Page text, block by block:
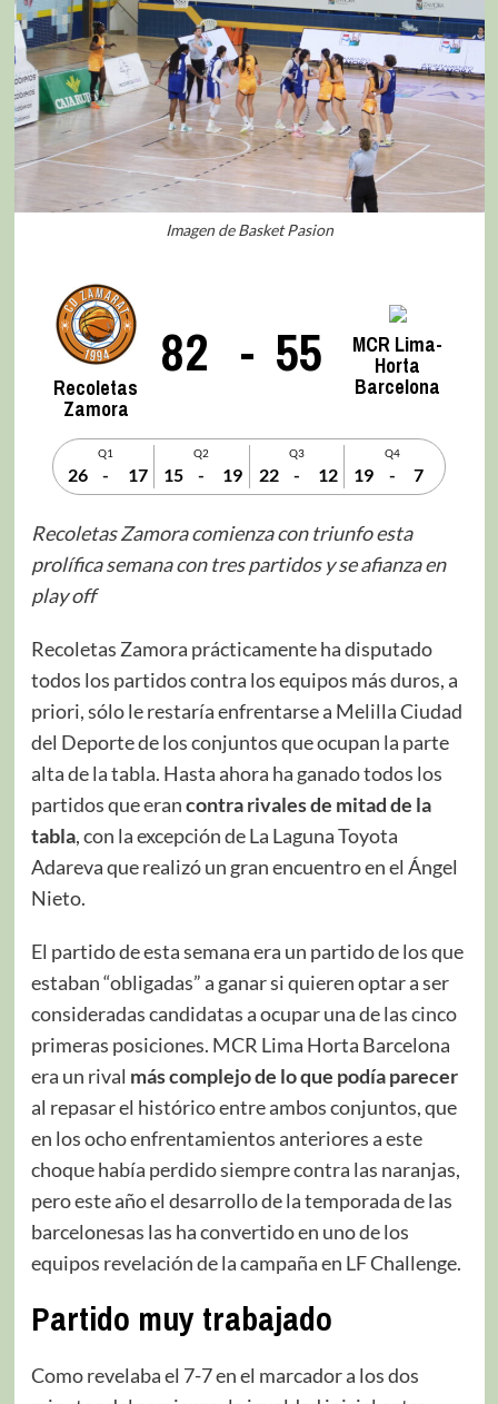
Imagen de Basket Pasion
Recoletas
Zamora
82 - 55 MCR Lima-
Horta
Barcelona
Q1
26 - 17
Q2
15 - 19
Q3
22 - 12
Q4
19 - 7
Recoletas Zamora comienza con triunfo esta
prolífica semana con tres partidos y se afianza en
play off
Recoletas Zamora prácticamente ha disputado
todos los partidos contra los equipos más duros, a
priori, sólo le restaría enfrentarse a Melilla Ciudad
del Deporte de los conjuntos que ocupan la parte
alta de la tabla. Hasta ahora ha ganado todos los
partidos que erancontra rivales de mitad de la
tabla, con la excepción de La Laguna Toyota
Adareva que realizó un gran encuentro en el Ángel
Nieto.
El partido de esta semana era un partido de los que
estaban “obligadas” a ganar si quieren optar a ser
consideradas candidatas a ocupar una de las cinco
primeras posiciones. MCR Lima Horta Barcelona
era un rival más complejo de lo que podía parecer
al repasar el histórico entre ambos conjuntos, que
en los ocho enfrentamientos anteriores a este
choque había perdido siempre contra las naranjas,
pero este año el desarrollo de la temporada de las
barcelonesas las ha convertido en uno de los
equipos revelación de la campaña en LF Challenge.
Partido muy trabajado
Como revelaba el 7-7 en el marcador a los dos